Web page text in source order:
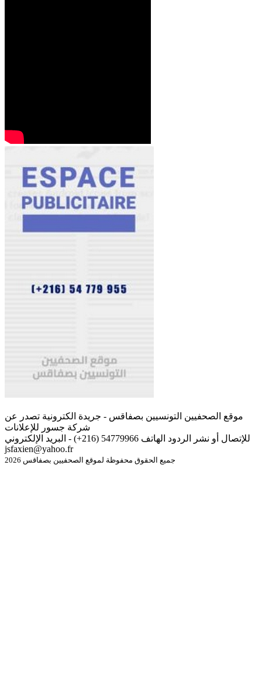
موقع الصحفيين التونسيين بصفاقس - جريدة الكترونية تصدر عن
شركة جسور للإعلانات
للإتصال أو نشر الردود الهاتف 54779966 (216+) - البريد الإلكتروني
jsfaxien@yahoo.fr
جميع الحقوق محفوظة لموقع الصحفيين بصفاقس 2026